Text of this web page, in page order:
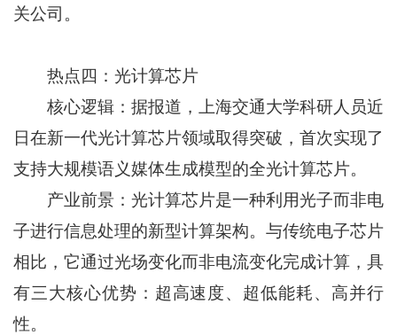
关公司。
热点四：光计算芯片
核心逻辑：据报道，上海交通大学科研人员近
日在新一代光计算芯片领域取得突破，首次实现了
支持大规模语义媒体生成模型的全光计算芯片。
产业前景：光计算芯片是一种利用光子而非电
子进行信息处理的新型计算架构。与传统电子芯片
相比，它通过光场变化而非电流变化完成计算，具
有三大核心优势：超高速度、超低能耗、高并行
性。